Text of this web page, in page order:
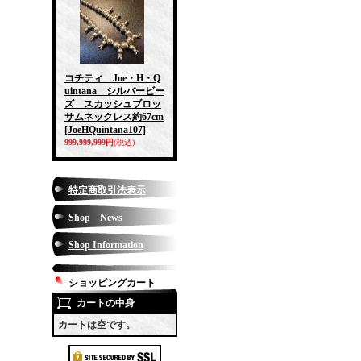
コチティ Joe・H・Q
uintana シルバービー
ズ スカッシュブロッ
サムネックレス約67cm
[JoeHQuintana107]
999,999,999円(税込)
特定商取引法表示
Shop News
Shop Information
ショッピングカート
カートの中身
カートは空です。